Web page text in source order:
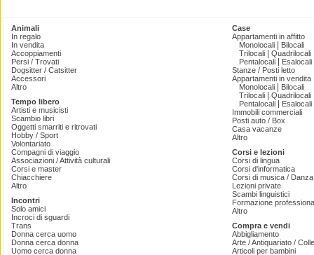
Animali
In regalo
In vendita
Accoppiamenti
Persi / Trovati
Dogsitter / Catsitter
Accessori
Altro
Tempo libero
Artisti e musicisti
Scambio libri
Oggetti smarriti e ritrovati
Hobby / Sport
Volontariato
Compagni di viaggio
Associazioni / Attività culturali
Corsi e master
Chiacchiere
Altro
Incontri
Solo amici
Incroci di sguardi
Trans
Donna cerca uomo
Donna cerca donna
Uomo cerca donna
Case
Appartamenti in affitto
Monolocali
Bilocali
Trilocali
Quadrilocali
Pentalocali
Esalocali
Stanze / Posti letto
Appartamenti in vendita
Monolocali
Bilocali
Trilocali
Quadrilocali
Pentalocali
Esalocali
Immobili commerciali
Posti auto / Box
Casa vacanze
Altro
Corsi e lezioni
Corsi di lingua
Corsi d'informatica
Corsi di musica /
Lezioni private
Scambi linguistici
Formazione
Altro
Compra e vendi
Abbigliamento
Arte / Antiquariato /
Articoli per bambini